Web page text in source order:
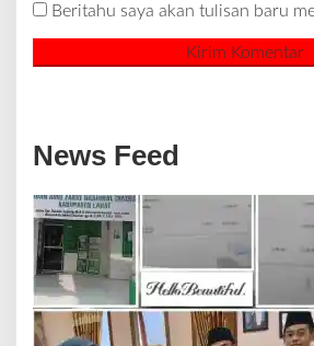
Beritahu saya akan tulisan baru
News Feed